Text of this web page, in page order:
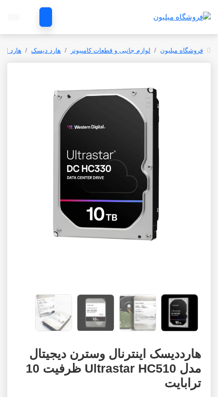
فروشگاه میلیون لوازم جانبی و قطعات کامپیوتر هارد دیسک هارد
هارددیسک اینترنال وسترن دیجیتال
مدل Ultrastar HC510 ظرفیت 10
ترابایت